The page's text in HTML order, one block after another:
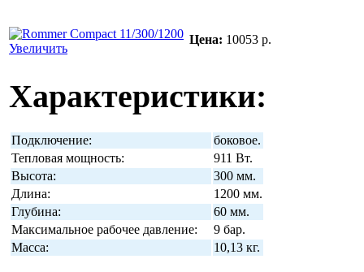
Увеличить
Цена: 10053 р.
Характеристики:
Подключение:
боковое.
Тепловая мощность:
911 Вт.
Высота:
300 мм.
Длина:
1200 мм.
Глубина:
60 мм.
Максимальное рабочее давление:
9 бар.
Масса:
10,13 кг.